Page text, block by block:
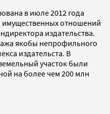
в июле 2012 года
отношений
издательства.
якобы непрофильного
издательста. В
участок были
на более чем 200 млн